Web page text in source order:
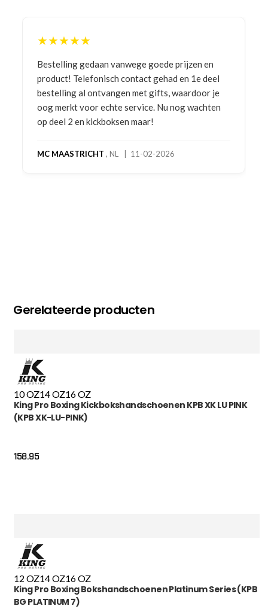
★★★★★
Bestelling gedaan vanwege goede prijzen en
product! Telefonisch contact gehad en 1e deel
bestelling al ontvangen met gifts, waardoor je
oog merkt voor echte service. Nu nog wachten
op deel 2 en kickboksen maar!
MC MAASTRICHT , NL | 11-02-2026
Gerelateerde producten
10 OZ14 OZ16 OZ
King Pro Boxing Kickbokshandschoenen KPB XK LU PINK
(KPB XK-LU-PINK)
158.95
12 OZ14 OZ16 OZ
King Pro Boxing Bokshandschoenen Platinum Series (KPB
BG PLATINUM 7)